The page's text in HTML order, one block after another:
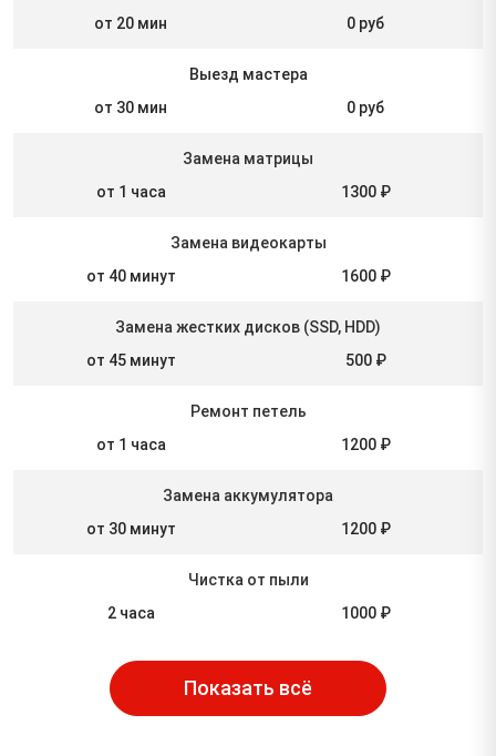
от 20 мин
0 руб
Выезд мастера
от 30 мин
0 руб
Замена матрицы
от 1 часа
1300 ₽
Замена видеокарты
от 40 минут
1600 ₽
Замена жестких дисков (SSD, HDD)
от 45 минут
500 ₽
Ремонт петель
от 1 часа
1200 ₽
Замена аккумулятора
от 30 минут
1200 ₽
Чистка от пыли
2 часа
1000 ₽
Показать всё